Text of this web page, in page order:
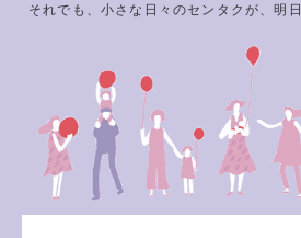
それでも、小さな日々のセンタクが、明